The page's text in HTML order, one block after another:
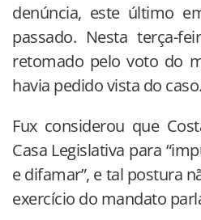
denúncia, este último
passado. Nesta terça-
retomado pelo voto do
havia pedido vista do caso.
Fux considerou que
Casa Legislativa para
e difamar”, e tal postura
exercício do mandato